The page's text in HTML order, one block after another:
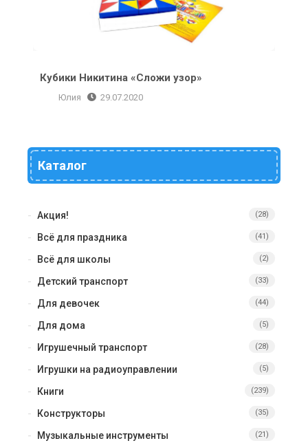
Кубики Никитина «Сложи узор»
Юлия 29.07.2020
Каталог
Акция! (28)
Всё для праздника (41)
Всё для школы (2)
Детский транспорт (33)
Для девочек (44)
Для дома (5)
Игрушечный транспорт (28)
Игрушки на радиоуправлении (5)
Книги (239)
Конструкторы (35)
Музыкальные инструменты (21)